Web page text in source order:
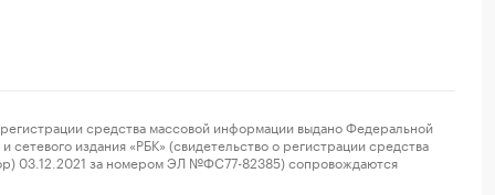
средства массовой информации выдано Федеральной
издания «РБК» (свидетельство о регистрации средства
03.12.2021 за номером ЭЛ №ФС77-82385) сопровождаются